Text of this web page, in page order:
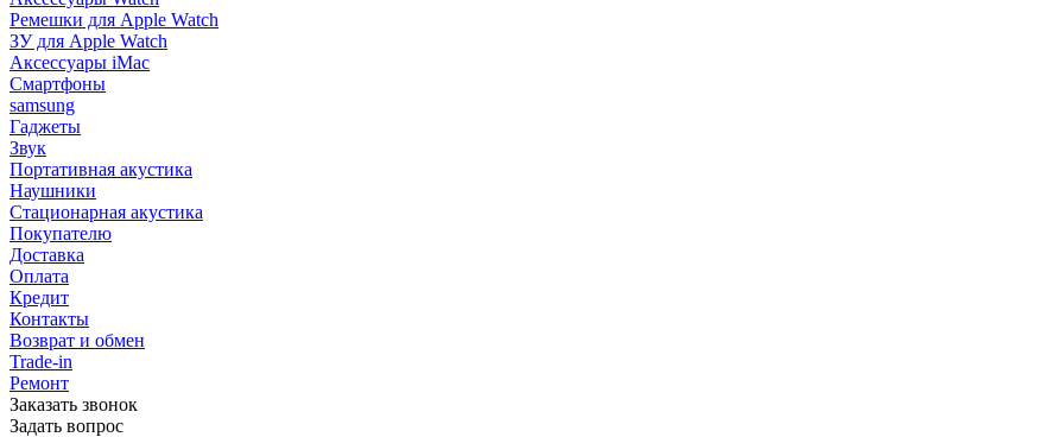
Ремешки для Apple Watch
ЗУ для Apple Watch
Аксессуары iMac
Смартфоны
samsung
Гаджеты
Звук
Портативная акустика
Наушники
Стационарная акустика
Покупателю
Доставка
Оплата
Кредит
Контакты
Возврат и обмен
Trade-in
Ремонт
Заказать звонок
Задать вопрос